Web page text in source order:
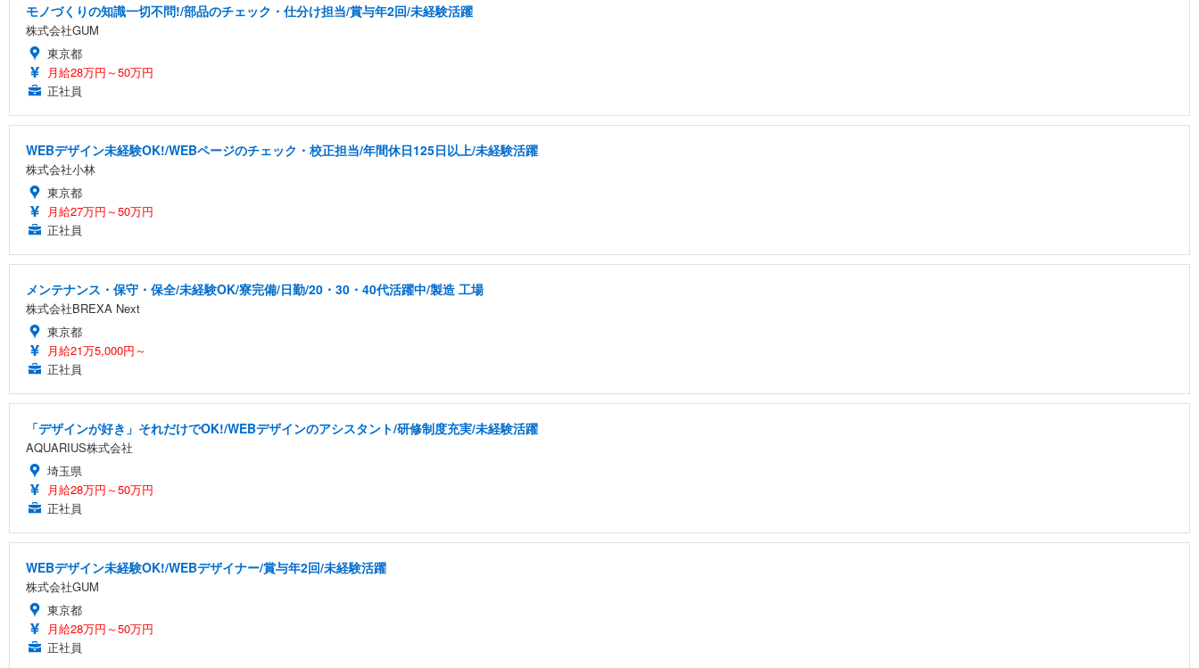
モノづくりの知識一切不問!/部品のチェック・仕分け担当/賞与年2回/未経験活躍
株式会社GUM
東京都
月給28万円～50万円
正社員
WEBデザイン未経験OK!/WEBページのチェック・校正担当/年間休日125日以上/未経験活躍
株式会社小林
東京都
月給27万円～50万円
正社員
メンテナンス・保守・保全/未経験OK/寮完備/日勤/20・30・40代活躍中/製造 工場
株式会社BREXA Next
東京都
月給21万5,000円～
正社員
「デザインが好き」それだけでOK!/WEBデザインのアシスタント/研修制度充実/未経験活躍
AQUARIUS株式会社
埼玉県
月給28万円～50万円
正社員
WEBデザイン未経験OK!/WEBデザイナー/賞与年2回/未経験活躍
株式会社GUM
東京都
月給28万円～50万円
正社員